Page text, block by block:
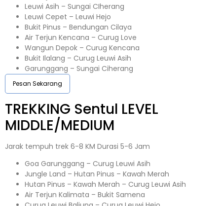
Leuwi Asih – Sungai CIherang
Leuwi Cepet – Leuwi Hejo
Bukit Pinus – Bendungan Cilaya
Air Terjun Kencana – Curug Love
Wangun Depok – Curug Kencana
Bukit Ilalang – Curug Leuwi Asih
Garunggang – Sungai Ciherang
Pesan Sekarang
TREKKING Sentul LEVEL
MIDDLE/MEDIUM
Jarak tempuh trek 6-8 KM Durasi 5-6 Jam
Goa Garunggang – Curug Leuwi Asih
Jungle Land – Hutan Pinus – Kawah Merah
Hutan Pinus – Kawah Merah – Curug Leuwi Asih
Air Terjun Kalimata – Bukit Samena